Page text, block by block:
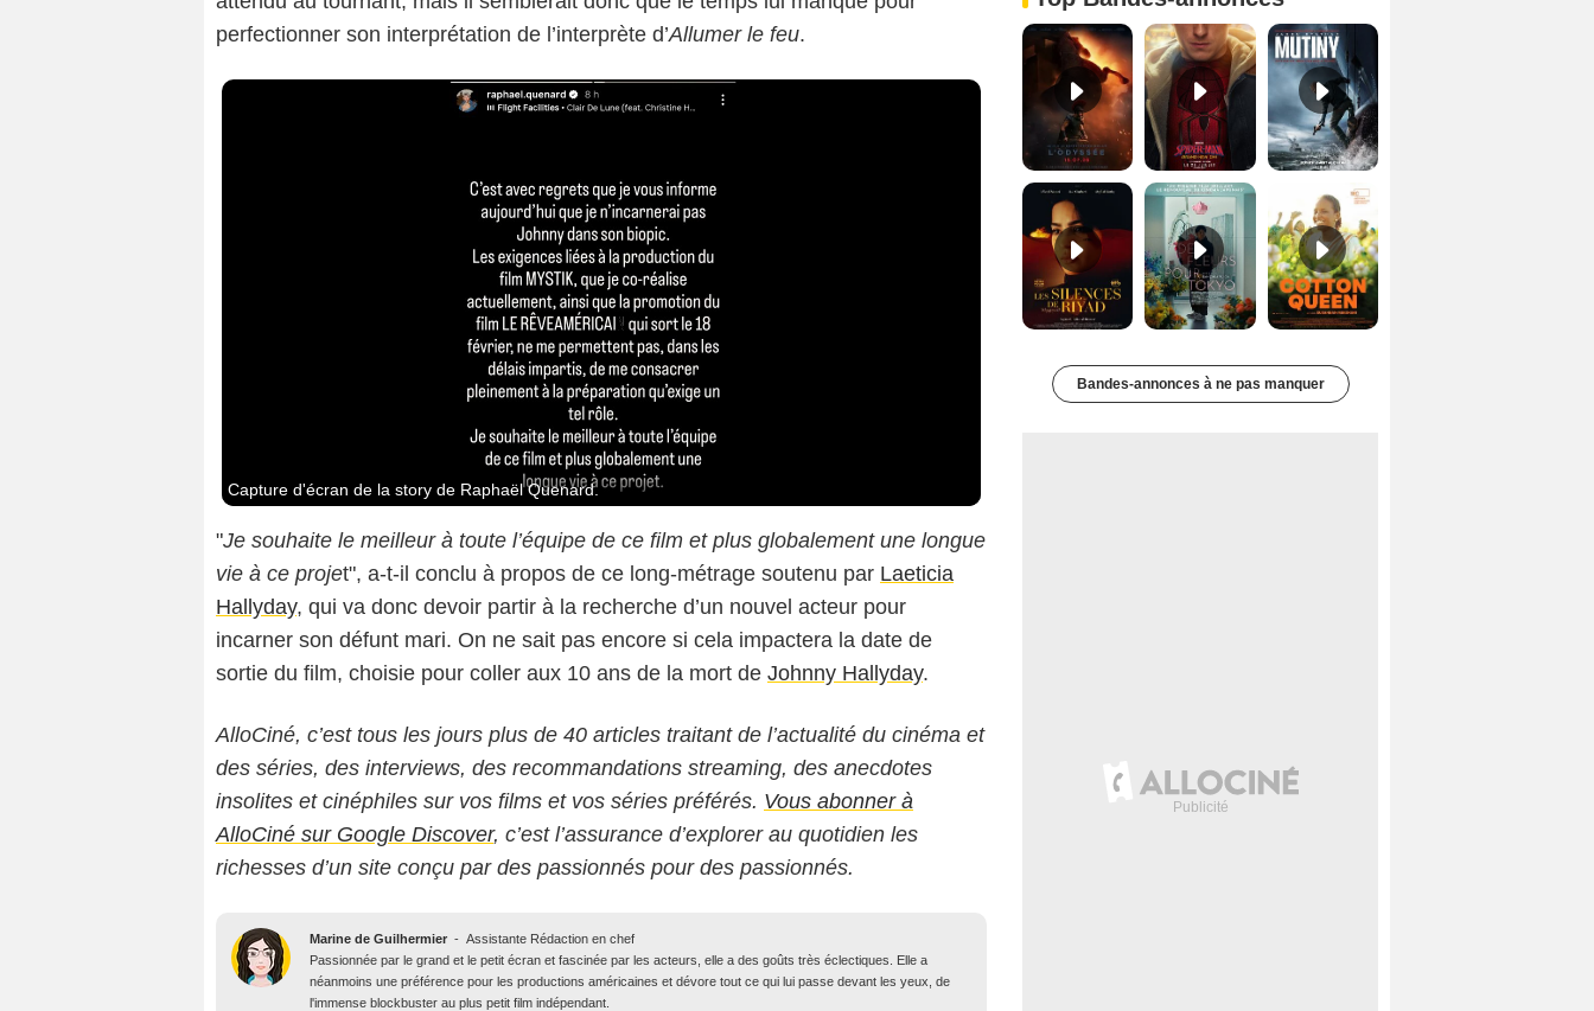
perfectionner son interprétation de l’interprète d’Allumer le feu.
Capture d'écran de la story de Raphaël Quenard.
"Je souhaite le meilleur à toute l’équipe de ce film et plus globalement une longue
vie à ce projet", a-t-il conclu à propos de ce long-métrage soutenu par Laeticia
Hallyday, qui va donc devoir partir à la recherche d’un nouvel acteur pour
incarner son défunt mari. On ne sait pas encore si cela impactera la date de
sortie du film, choisie pour coller aux 10 ans de la mort de Johnny Hallyday.
AlloCiné, c’est tous les jours plus de 40 articles traitant de l’actualité du cinéma et
des séries, des interviews, des recommandations streaming, des anecdotes
insolites et cinéphiles sur vos films et vos séries préférés. Vous abonner à
AlloCiné sur Google Discover, c’est l’assurance d’explorer au quotidien les
richesses d’un site conçu par des passionnés pour des passionnés.
Marine de Guilhermier - Assistante Rédaction en chef
Passionnée par le grand et le petit écran et fascinée par les acteurs, elle a des goûts très éclectiques. Elle a
néanmoins une préférence pour les productions américaines et dévore tout ce qui lui passe devant les yeux, de
l'immense blockbuster au plus petit film indépendant.
L'Odyssée Bande-annonce VO STFR Spider-Man: Brand New Day Bande-annonce VO STFR
Les Silences de Riyad Bande-annonce VO STFR Cotton Queen Bande-annonce VO STFR
Bandes-annonces à ne pas manquer